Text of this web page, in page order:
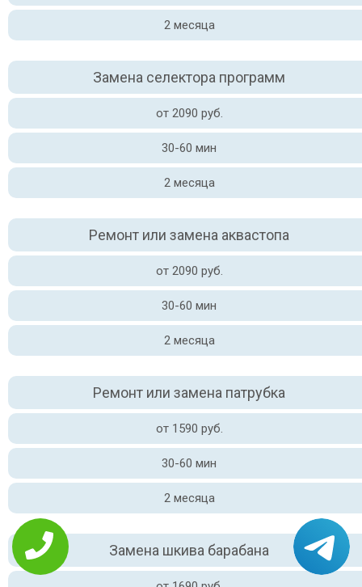
2 месяца
Замена селектора программ
от 2090 руб.
30-60 мин
2 месяца
Ремонт или замена аквастопа
от 2090 руб.
30-60 мин
2 месяца
Ремонт или замена патрубка
от 1590 руб.
30-60 мин
2 месяца
Замена шкива барабана